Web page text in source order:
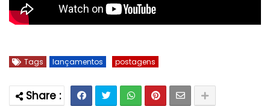
Tags lançamentos postagens